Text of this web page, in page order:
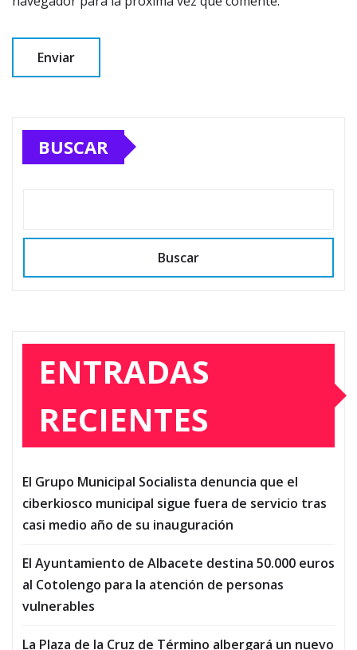
BUSCAR
Buscar
ENTRADAS
RECIENTES
El Grupo Municipal Socialista denuncia que el
ciberkiosco municipal sigue fuera de servicio tras
casi medio año de su inauguración
El Ayuntamiento de Albacete destina 50.000 euros
al Cotolengo para la atención de personas
vulnerables
La Plaza de la Cruz de Término albergará un nuevo